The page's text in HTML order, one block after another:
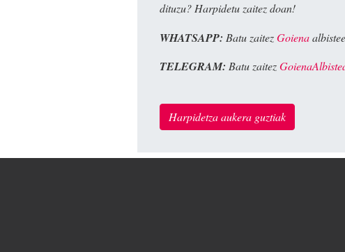
dituzu? Harpidetu zaitez doan!
WHATSAPP: Batu zaitezGoiena
TELEGRAM: Batu zaitez
Harpidetza aukera guztiak